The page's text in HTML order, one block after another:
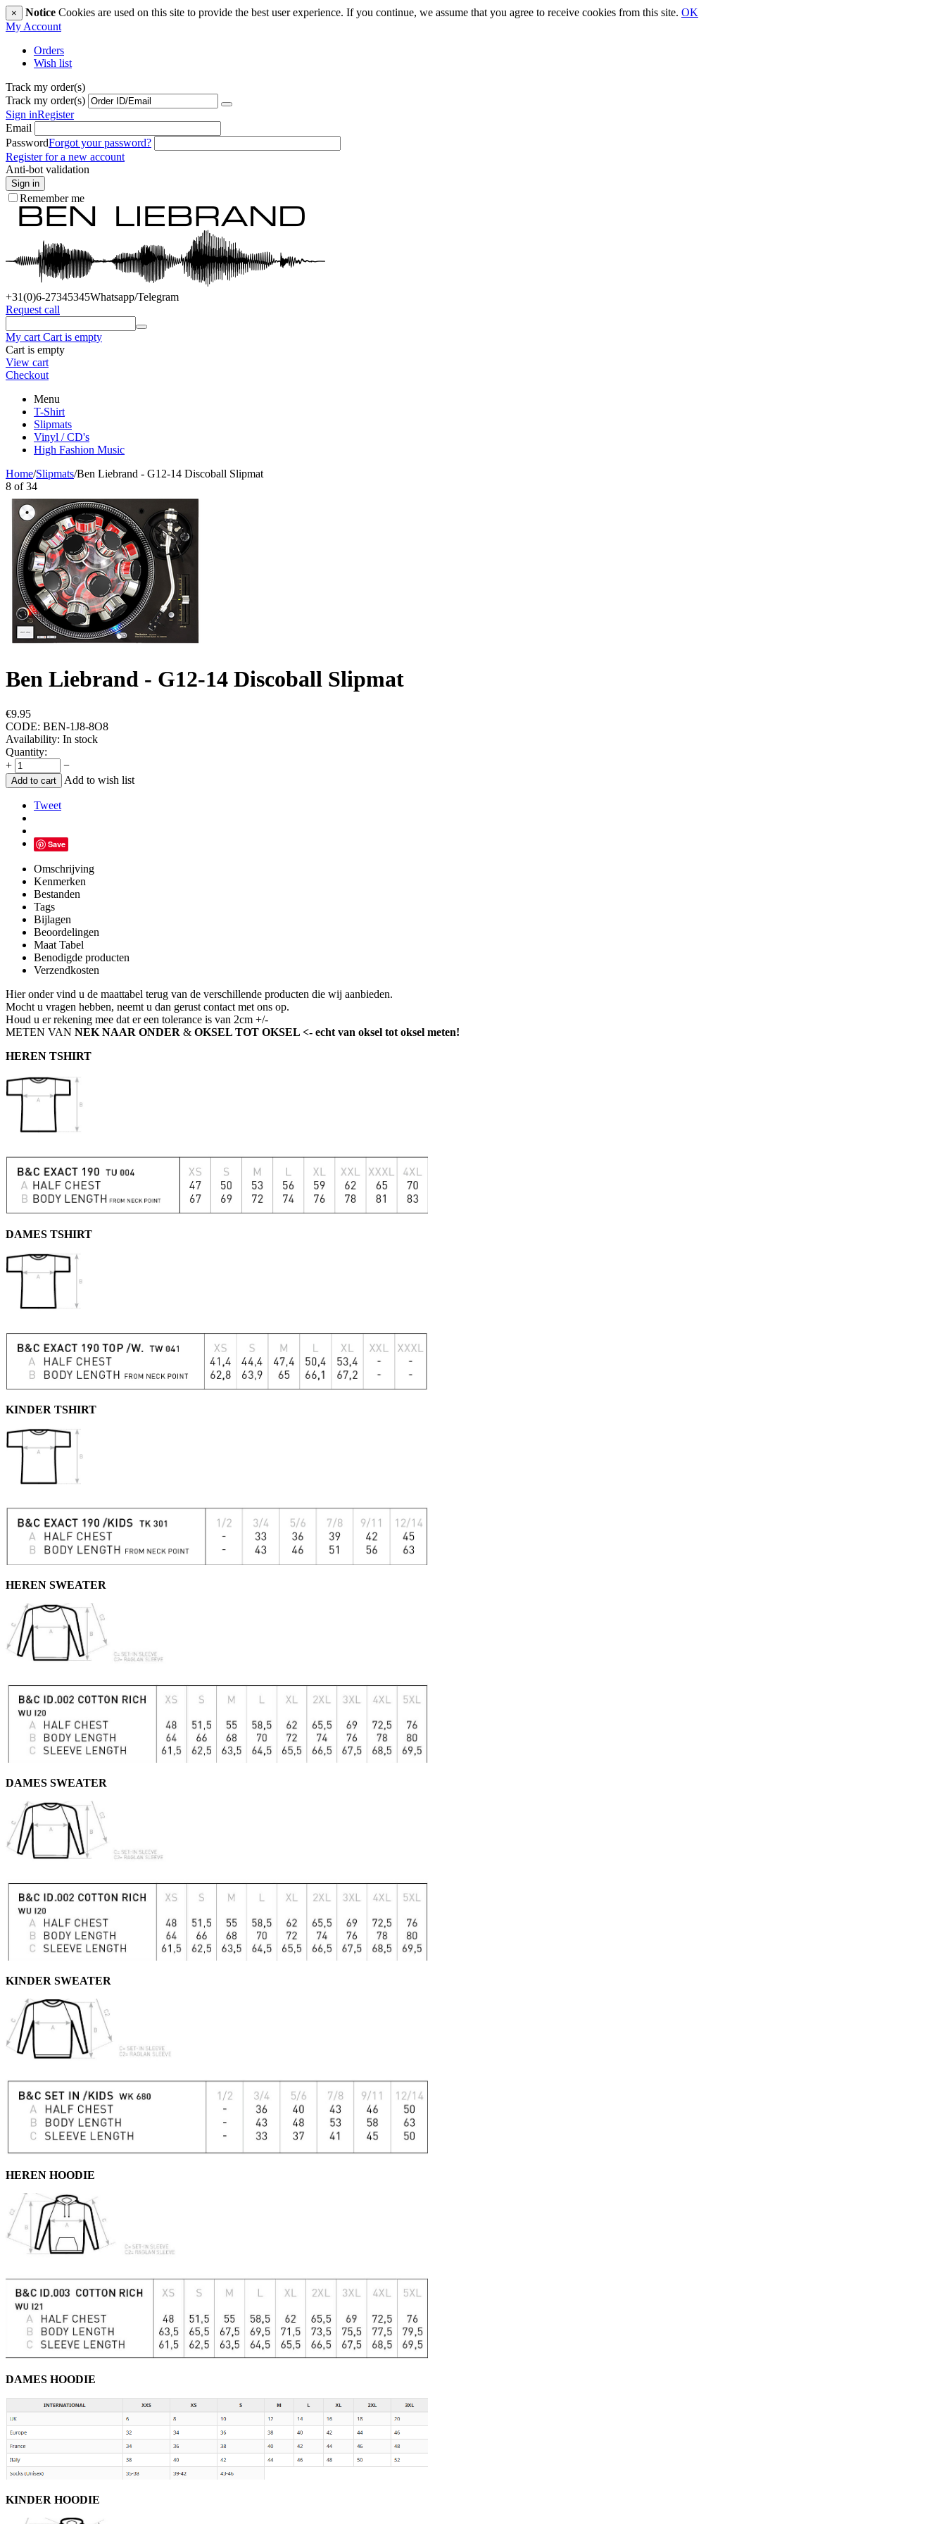
× Notice Cookies are used on this site to provide the best user experience. If you continue, we assume that you agree to receive cookies from this site. OK
My Account
Orders
Wish list
Track my order(s)
Track my order(s)
Sign inRegister
Email
PasswordForgot your password?
Register for a new account
Anti-bot validation
Sign in
Remember me
+31(0)6-27345345Whatsapp/Telegram
Request call
My cart Cart is empty
Cart is empty
View cart
Checkout
Menu
T-Shirt
Slipmats
Vinyl / CD's
High Fashion Music
Home/Slipmats/Ben Liebrand - G12-14 Discoball Slipmat
8 of 34
Ben Liebrand - G12-14 Discoball Slipmat
€9.95
CODE: BEN-1J8-8O8
Availability: In stock
Quantity:
+
−
Add to cart Add to wish list
Tweet
Save
Omschrijving
Kenmerken
Bestanden
Tags
Bijlagen
Beoordelingen
Maat Tabel
Benodigde producten
Verzendkosten
Hier onder vind u de maattabel terug van de verschillende producten die wij aanbieden.
Mocht u vragen hebben, neemt u dan gerust contact met ons op.
Houd u er rekening mee dat er een tolerance is van 2cm +/-
METEN VAN NEK NAAR ONDER & OKSEL TOT OKSEL <- echt van oksel tot oksel meten!
HEREN TSHIRT
DAMES TSHIRT
KINDER TSHIRT
HEREN SWEATER
DAMES SWEATER
KINDER SWEATER
HEREN HOODIE
DAMES HOODIE
KINDER HOODIE